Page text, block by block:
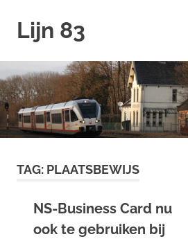
naar
inhoud
Lijn 83
TAG: PLAATSBEWIJS
NS-Business Card nu
ook te gebruiken bij